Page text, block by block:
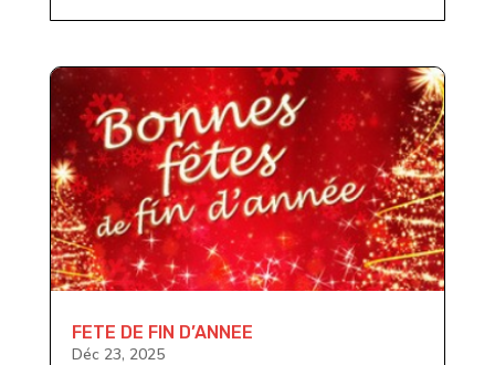
FETE DE FIN D’ANNEE
Déc 23, 2025